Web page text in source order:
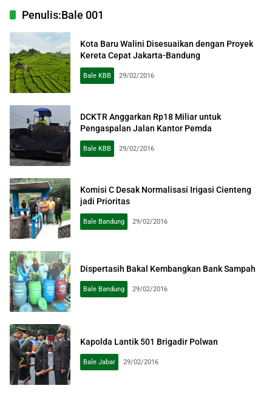
Penulis:Bale 001
Kota Baru Walini Disesuaikan dengan Proyek
Kereta Cepat Jakarta-Bandung
Bale KBB 29/02/2016
DCKTR Anggarkan Rp18 Miliar untuk
Pengaspalan Jalan Kantor Pemda
Bale KBB 29/02/2016
Komisi C Desak Normalisasi Irigasi Cienteng
jadi Prioritas
Bale Bandung 29/02/2016
Dispertasih Bakal Kembangkan Bank Sampah
Bale Bandung 29/02/2016
Kapolda Lantik 501 Brigadir Polwan
Bale Jabar 29/02/2016